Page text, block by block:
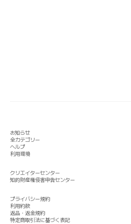
お知らせ
全カテゴリー
ヘルプ
利用環境
クリエイターセンター
知的財産権侵害申告センター
プライバシー規約
利用約款
返品・返金規約
特定商取引法に基づく表記